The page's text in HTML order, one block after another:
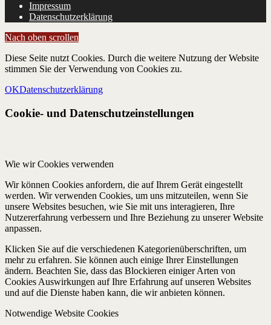
Impressum
Datenschutzerklärung
Nach oben scrollen
Diese Seite nutzt Cookies. Durch die weitere Nutzung der Website
stimmen Sie der Verwendung von Cookies zu.
OKDatenschutzerklärung
Cookie- und Datenschutzeinstellungen
Wie wir Cookies verwenden
Wir können Cookies anfordern, die auf Ihrem Gerät eingestellt
werden. Wir verwenden Cookies, um uns mitzuteilen, wenn Sie
unsere Websites besuchen, wie Sie mit uns interagieren, Ihre
Nutzererfahrung verbessern und Ihre Beziehung zu unserer Website
anpassen.
Klicken Sie auf die verschiedenen Kategorienüberschriften, um
mehr zu erfahren. Sie können auch einige Ihrer Einstellungen
ändern. Beachten Sie, dass das Blockieren einiger Arten von
Cookies Auswirkungen auf Ihre Erfahrung auf unseren Websites
und auf die Dienste haben kann, die wir anbieten können.
Notwendige Website Cookies